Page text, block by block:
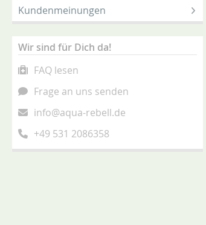
Kundenmeinungen
Wir sind für Dich da!
FAQ lesen
Frage an uns senden
info@aqua-rebell.de
+49 531 2086358